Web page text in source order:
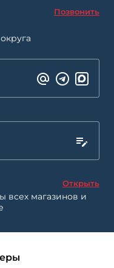
Позвонить
Открыть
всех магазинов и